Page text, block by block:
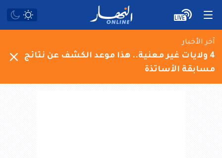
آخر الأخبار
4 ولايات غير معنية.. هذا موعد الكشف عن نتائج
مسابقة الأساتذة